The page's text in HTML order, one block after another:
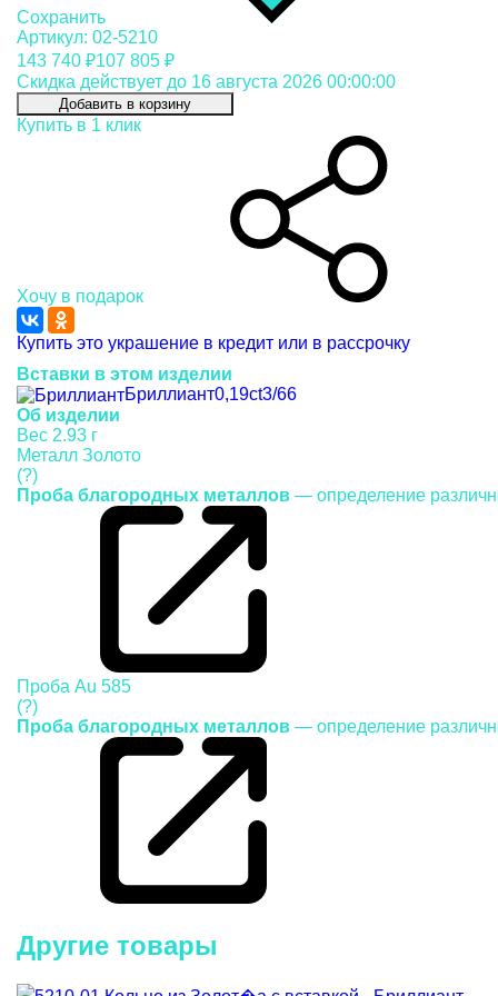
Сохранить
Артикул: 02-5210
143 740 ₽107 805 ₽
Скидка действует до 16 августа 2026 00:00:00
Добавить в корзину
Купить в 1 клик
Хочу в подарок
Купить это украшение в кредит или в рассрочку
Вставки в этом изделии
Бриллиант0,19ct3/66
Об изделии
Вес 2.93 г
Металл Золото
(?)
Проба благородных металлов — определение
Проба Au 585
(?)
Проба благородных металлов — определение
Другие товары